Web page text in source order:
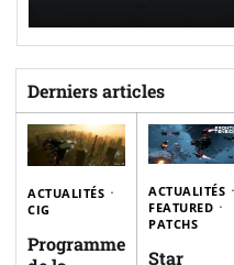
Derniers articles
ACTUALITÉS
CIG
Programme
ACTUALITÉS
FEATURED
PATCHS
Star